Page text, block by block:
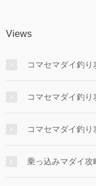
Views
コマセマダイ釣
コマセマダイ釣り
コマセマダイ釣
乗っ込みマダイ攻